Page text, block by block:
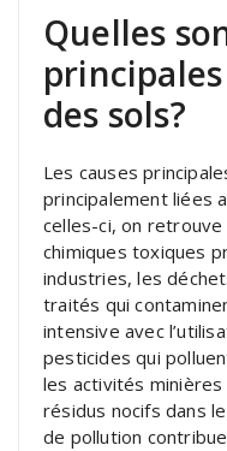
Quelles
des sols?
Les causes
principalement liées
celles-ci, on
chimiques toxiques
industries, les
traités qui
intensive avec
pesticides qui
les activités
résidus nocifs dans
de pollution